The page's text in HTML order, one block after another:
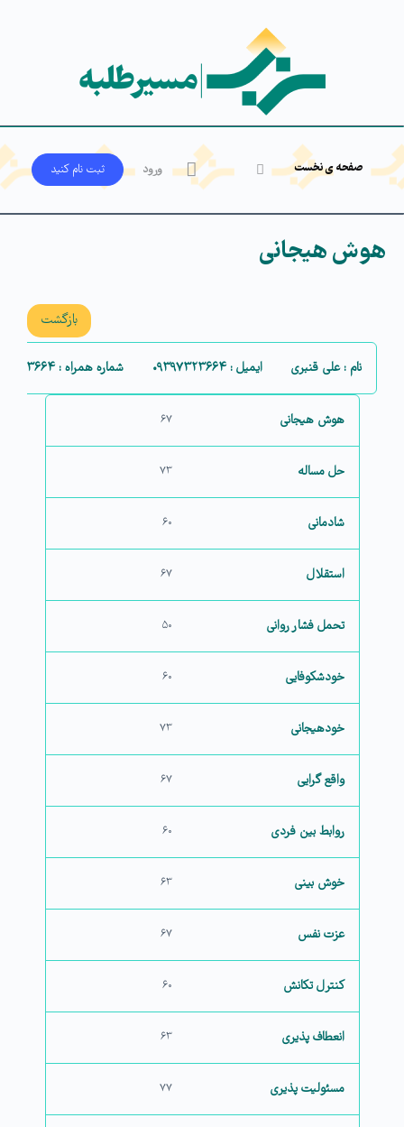
صفحه ی نخست ورود ثبت‌ نام کنید
هوش هیجانی
بازگشت
نام : علی قنبری ایمیل : ۰۹۳۹۷۳۲۳۶۶۴ شماره همراه : ۰۹۳۹۷۳۲۳۶۶۴
هوش هیجانی ۶۷
حل مساله ۷۳
شادمانی ۶۰
استقلال ۶۷
تحمل فشار روانی ۵۰
خودشکوفایی ۶۰
خودهیجانی ۷۳
واقع گرایی ۶۷
روابط بین فردی ۶۰
خوش بینی ۶۳
عزت نفس ۶۷
کنترل تکانش ۶۰
انعطاف پذیری ۶۳
مسئولیت پذیری ۷۷